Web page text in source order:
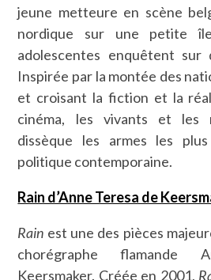
jeune metteure en scène
nordique sur une petite
adolescentes enquêtent sur
Inspirée par la montée des
et croisant la fiction et la
cinéma, les vivants et les
dissèque les armes les
politique contemporaine.
Rain d’Anne Teresa de
Rain est une des pièces
chorégraphe flamande
Keersmaker. Créée en 2001,